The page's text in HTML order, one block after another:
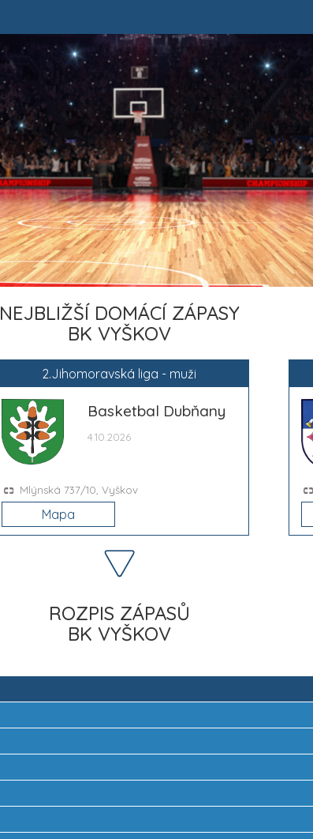
NEJBLIŽŠÍ DOMÁCÍ ZÁPASY
BK VYŠKOV
2.Jihomoravská liga - muži
Basketbal Dubňany
4.10.2026
Mlýnská 737/10, Vyškov
Mapa
ROZPIS ZÁPASŮ
BK VYŠKOV